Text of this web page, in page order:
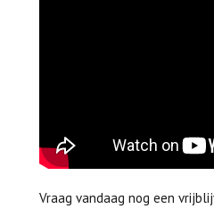
Vraag vandaag nog een